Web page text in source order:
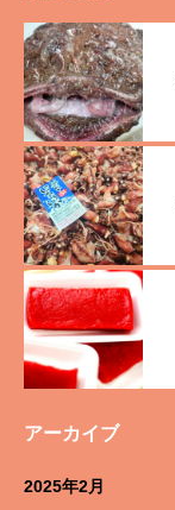
アーカイブ
2025年2月